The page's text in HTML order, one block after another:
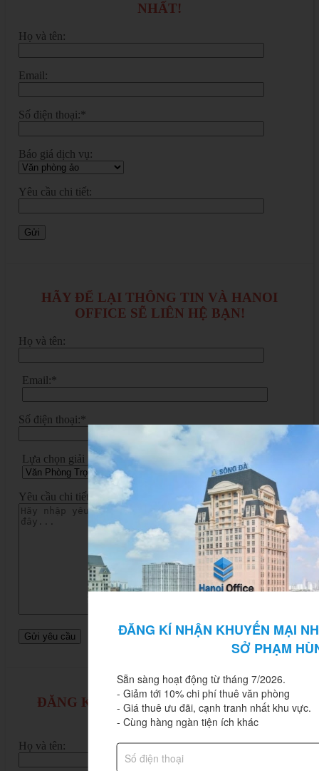
NHẤT!
Họ và tên:
Email:
Số điện thoại:*
Báo giá dịch vụ:
Yêu cầu chi tiết:
HÃY ĐỂ LẠI THÔNG TIN VÀ HANOI
OFFICE SẼ LIÊN HỆ BẠN!
Họ và tên:
Email:*
Số điện thoại:*
Lựa chọn giải pháp:
Yêu cầu chi tiết:
ĐĂNG KÝ TƯ VẤN VĂN PHÒNG LÀM
VIỆC RIÊNG
Họ và tên:
ĐĂNG KÍ NHẬN KHUYẾN MẠI
SỞ PHẠM
Sẵn sàng hoạt động từ tháng 7/2026.
- Giảm tới 10% chi phí thuê văn phòng
- Giá thuê ưu đãi, cạnh tranh nhất khu vực.
- Cùng hàng ngàn tiện ích khác